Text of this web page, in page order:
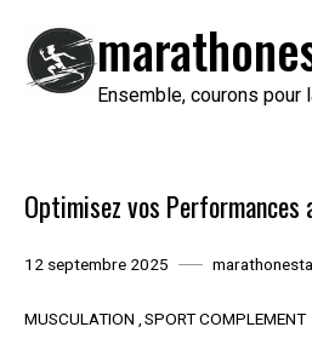
contenu
Ensemble, courons pour
Optimisez vos
12 septembre 2025
MUSCULATION SPORT COMPLEMENT